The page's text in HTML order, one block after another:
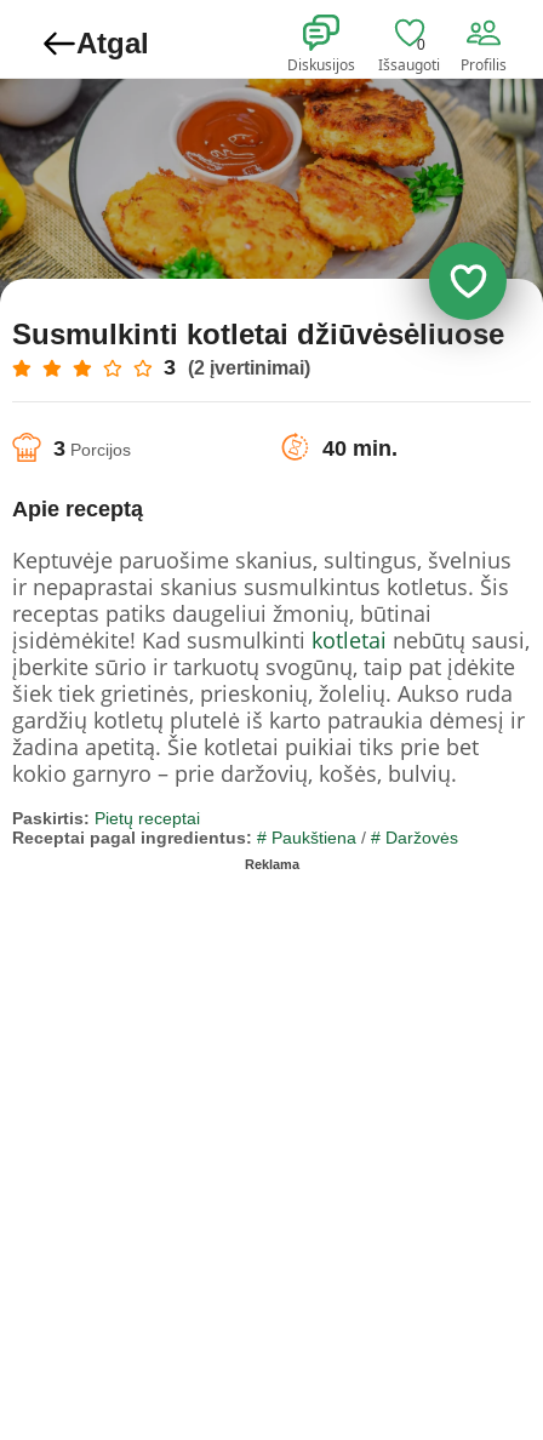
Atgal
Diskusijos
0
Išsaugoti Profilis
Susmulkinti kotletai džiūvėsėliuose
3 (2 įvertinimai)
3 Porcijos 40 min.
Apie receptą
Keptuvėje paruošime skanius, sultingus, švelnius
ir nepaprastai skanius susmulkintus kotletus. Šis
receptas patiks daugeliui žmonių, būtinai
įsidėmėkite! Kad susmulkinti kotletai nebūtų sausi,
įberkite sūrio ir tarkuotų svogūnų, taip pat įdėkite
šiek tiek grietinės, prieskonių, žolelių. Aukso ruda
gardžių kotletų plutelė iš karto patraukia dėmesį ir
žadina apetitą. Šie kotletai puikiai tiks prie bet
kokio garnyro – prie daržovių, košės, bulvių.
Paskirtis: Pietų receptai
Receptai pagal ingredientus: # Paukštiena / # Daržovės
Reklama